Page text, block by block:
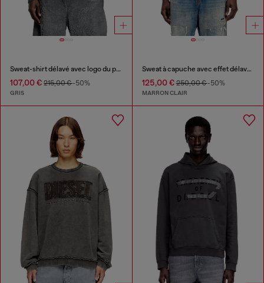
Sweat-shirt délavé avec logo du phénix en dévoré
107,00 € 215,00 €-50%
GRIS
Sweat à capuche avec effet délavé et logo Diesel
125,00 €250,00 €-50%
MARRON CLAIR